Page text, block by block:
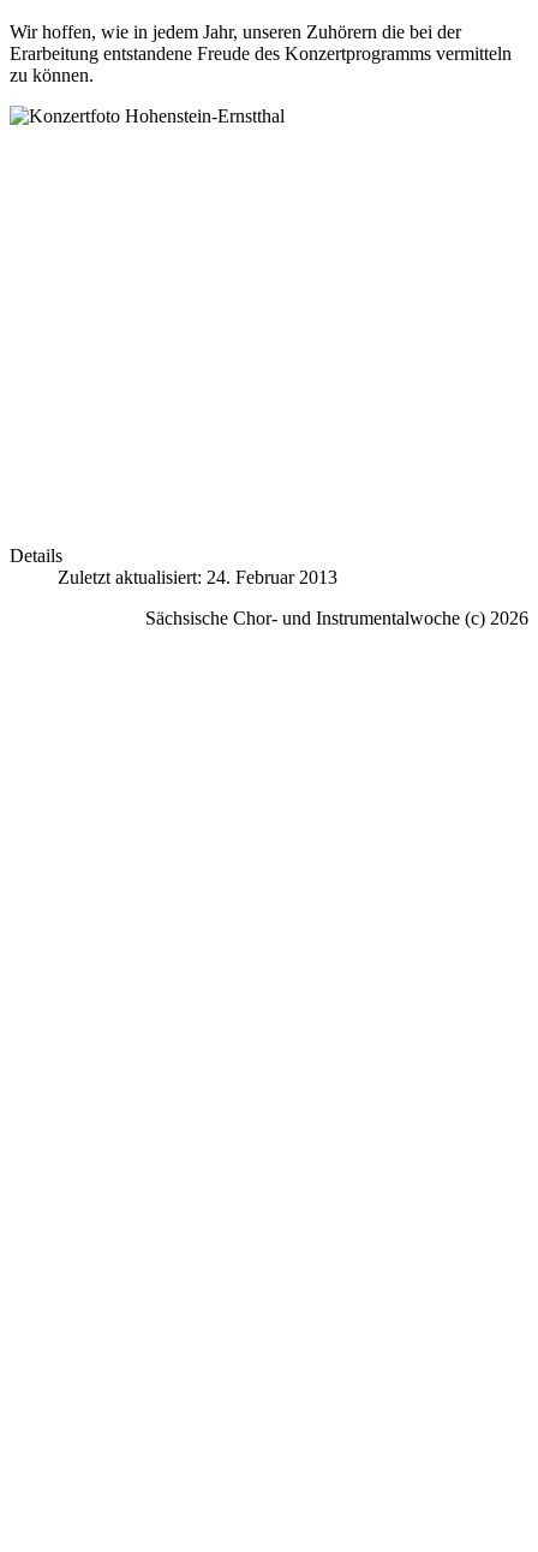
Wir hoffen, wie in jedem Jahr, unseren Zuhörern die bei der
Erarbeitung entstandene Freude des Konzertprogramms vermitteln
zu können.
Details
Zuletzt aktualisiert: 24. Februar 2013
Sächsische Chor- und Instrumentalwoche (c) 2026